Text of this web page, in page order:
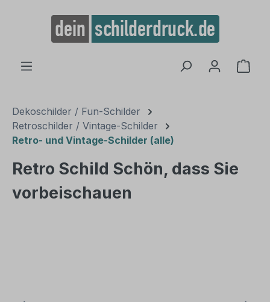
springen
Dekoschilder / Fun-Schilder
Retroschilder / Vintage-Schilder
Retro- und Vintage-Schilder (alle)
Retro Schild Schön, dass Sie
vorbeischauen